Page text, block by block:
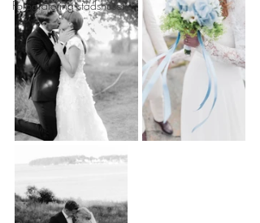
Fotografering stadshuset